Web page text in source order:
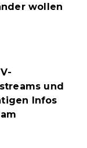
wollen
und
Infos